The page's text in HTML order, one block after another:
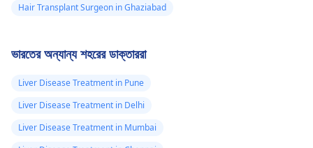
Hair Transplant Surgeon in Ghaziabad
ভারতের অন্যান্য শহরের ডাক্তাররা
Liver Disease Treatment in Pune
Liver Disease Treatment in Delhi
Liver Disease Treatment in Mumbai